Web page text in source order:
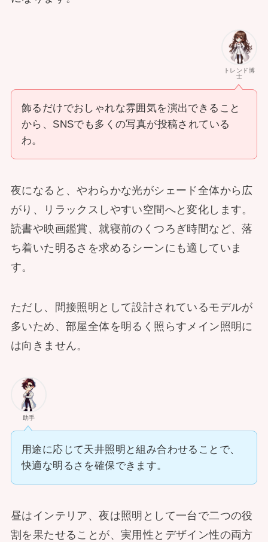
トレンド博
士
飾るだけでおしゃれな雰囲気を演出できること
から、SNSでも多くの写真が投稿されている
わ。
夜になると、やわらかな光がシェード全体から広
がり、リラックスしやすい空間へと変化します。
読書や映画鑑賞、就寝前のくつろぎ時間など、落
ち着いた明るさを求めるシーンにも適していま
す。
ただし、間接照明として設計されているモデルが
多いため、部屋全体を明るく照らすメイン照明に
は向きません。
助手
用途に応じて天井照明と組み合わせることで、
快適な明るさを確保できます。
昼はインテリア、夜は照明として一台で二つの役
割を果たせることが、実用性とデザイン性の両方